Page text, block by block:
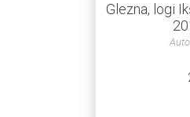
Glezna, logi